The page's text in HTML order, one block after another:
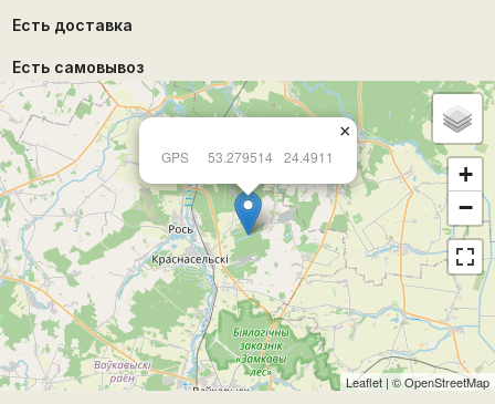
Есть доставка
Есть самовывоз
GPS 53.279514 24.4911
×
+
−
Leaflet | ©OpenStreetMap